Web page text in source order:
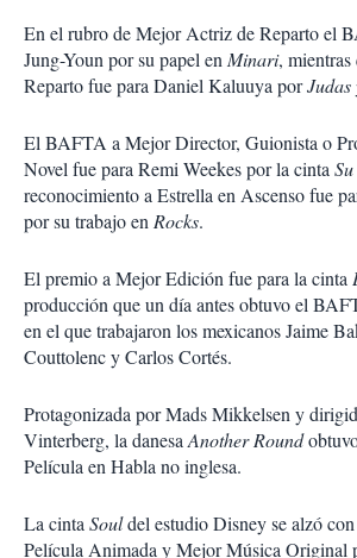
En el rubro de Mejor Actriz de Reparto el
Jung-Youn por su papel enMinari,
Reparto fue para Daniel Kaluuya porJudas
El BAFTA a Mejor Director, Guionista o
Novel fue para Remi Weekes por la cinta
reconocimiento a Estrella en Ascenso fue
por su trabajo enRocks.
El premio a Mejor Edición fue para la cinta
producción que un día antes obtuvo el
en el que trabajaron los mexicanos Jaime
Couttolenc y Carlos Cortés.
Protagonizada por Mads Mikkelsen y
Vinterberg, la danesaAnother Round
Película en Habla no inglesa.
La cintaSouldel estudio Disney se alzó
Película Animada y Mejor Música Original